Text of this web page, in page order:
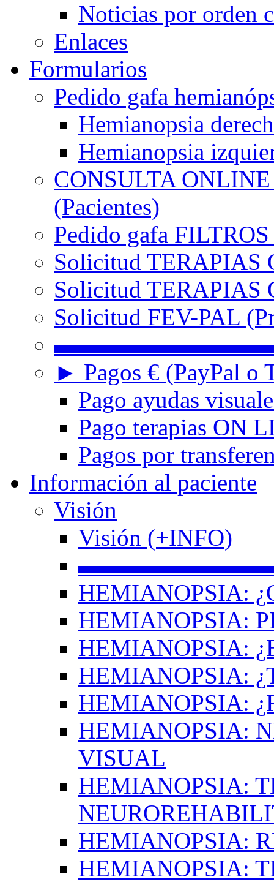
Noticias por orden
Enlaces
Formularios
Pedido gafa
Hemianopsia
Hemianopsia
CONSULTA
(Pacientes)
Pedido gafa
Solicitud TERAPIAS
Solicitud TERAPIAS
Solicitud FEV-PAL
► Pagos € (PayPal o
Pago ayudas
Pago terapias ON
Pagos por
Información al paciente
Visión
Visión (+INFO)
HEMIANOPSIA:
HEMIANOPSIA:
HEMIANOPSIA:
HEMIANOPSIA:
HEMIANOPSIA:
HEMIANOPSIA:
VISUAL
HEMIANOPSIA:
HEMIANOPSIA:
HEMIANOPSIA: